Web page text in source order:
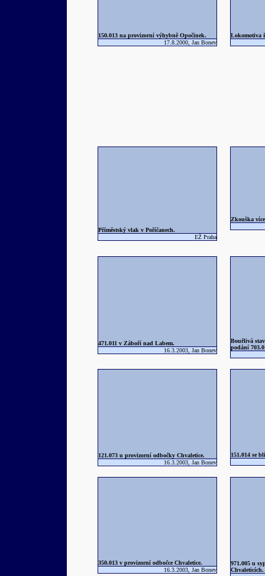
150.013 na provizorní výhybně Opočinek.
17.8.2000, Jan Bonev
Lokomotiva
Příměstský vlak v Poříčanech.
EŽ Praha
Zkouška
471.011 v Záboří nad Labem.
16.3.2003, Jan Bonev
Bouřlivá
podání
121.073 u provizorní odbočky Chvaletice.
16.3.2003, Jan Bonev
151.014 se
350.013 v provizorní odbočce Chvaletice.
16.3.2003, Jan Bonev
971.005 u
Chvaleticích.